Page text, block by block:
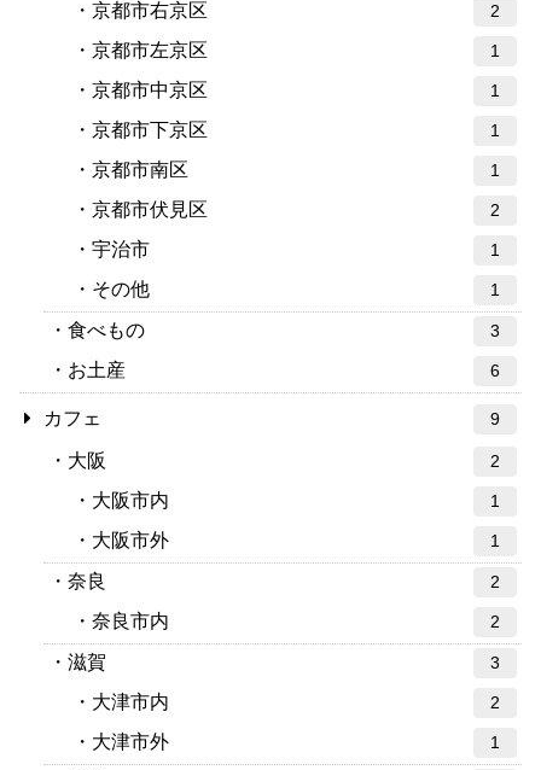
京都市右京区 2
京都市左京区 1
京都市中京区 1
京都市下京区 1
京都市南区 1
京都市伏見区 2
宇治市 1
その他 1
食べもの 3
お土産 6
カフェ 9
大阪 2
大阪市内 1
大阪市外 1
奈良 2
奈良市内 2
滋賀 3
大津市内 2
大津市外 1